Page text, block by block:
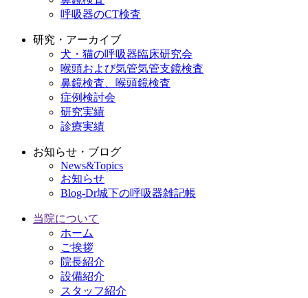
呼吸器のCT検査
研究・アーカイブ
犬・猫の呼吸器臨床研究会
喉頭および気管気管支鏡検査
鼻鏡検査、喉頭鏡検査
症例検討会
研究実績
診療実績
お知らせ・ブログ
News&Topics
お知らせ
Blog-Dr城下の呼吸器雑記帳
当院について
ホーム
ご挨拶
院長紹介
設備紹介
スタッフ紹介